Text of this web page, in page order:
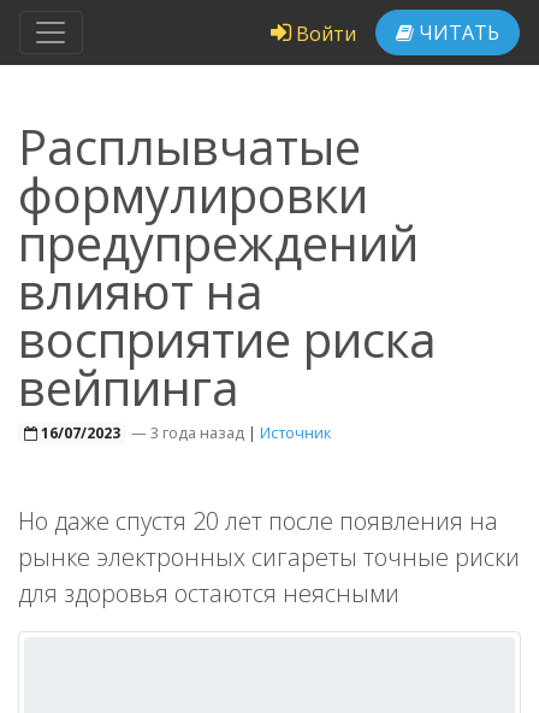
Войти ЧИТАТЬ
Расплывчатые
формулировки
предупреждений
влияют на
восприятие риска
вейпинга
16/07/2023 —3 года назад | Источник
Но даже спустя 20 лет после появления на
рынке электронных сигареты точные риски
для здоровья остаются неясными